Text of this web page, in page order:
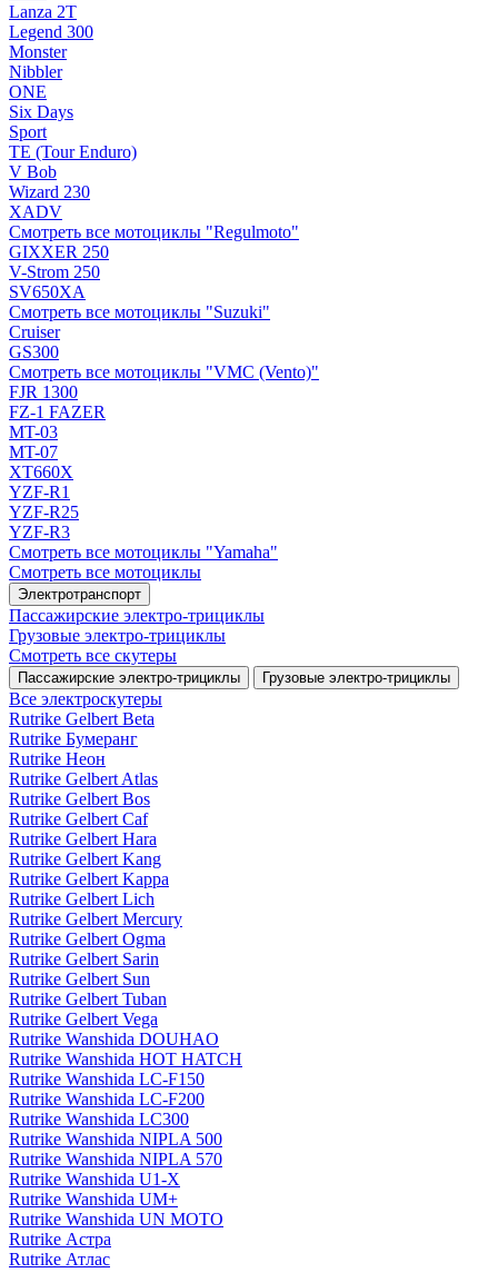
Lanza 2T
Legend 300
Monster
Nibbler
ONE
Six Days
Sport
TE (Tour Enduro)
V Bob
Wizard 230
XADV
Смотреть все мотоциклы "Regulmoto"
GIXXER 250
V-Strom 250
SV650XA
Смотреть все мотоциклы "Suzuki"
Cruiser
GS300
Смотреть все мотоциклы "VMC (Vento)"
FJR 1300
FZ-1 FAZER
MT-03
MT-07
XT660X
YZF-R1
YZF-R25
YZF-R3
Смотреть все мотоциклы "Yamaha"
Смотреть все мотоциклы
Электротранспорт
Пассажирские электро‑трициклы
Грузовые электро‑трициклы
Смотреть все скутеры
Пассажирские электро‑трициклы Грузовые электро‑трициклы
Все электро­скутеры
Rutrike Gelbert Beta
Rutrike Бумеранг
Rutrike Неон
Rutrike Gelbert Atlas
Rutrike Gelbert Bos
Rutrike Gelbert Caf
Rutrike Gelbert Hara
Rutrike Gelbert Kang
Rutrike Gelbert Kappa
Rutrike Gelbert Lich
Rutrike Gelbert Mercury
Rutrike Gelbert Ogma
Rutrike Gelbert Sarin
Rutrike Gelbert Sun
Rutrike Gelbert Tuban
Rutrike Gelbert Vega
Rutrike Wanshida DOUHAO
Rutrike Wanshida HOT HATCH
Rutrike Wanshida LC-F150
Rutrike Wanshida LC-F200
Rutrike Wanshida LC300
Rutrike Wanshida NIPLA 500
Rutrike Wanshida NIPLA 570
Rutrike Wanshida U1-X
Rutrike Wanshida UM+
Rutrike Wanshida UN MOTO
Rutrike Астра
Rutrike Атлас